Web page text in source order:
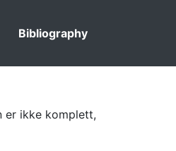
Bibliography
er ikke komplett,